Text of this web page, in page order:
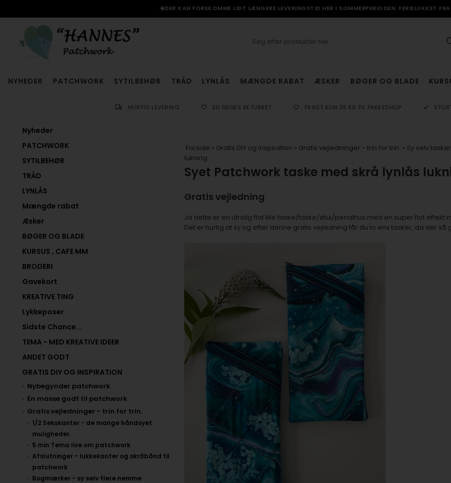
☀️DER KAN FOREKOMME LIDT LÆNGERE LEVERINGSTID HER I SOMMERPERIODEN. FERIELUKKET
NYHEDER PATCHWORK SYTILBEHØR TRÅD LYNLÅS MÆNGDE RABAT ÆSKER BØGER OG BLADE
HURTIG LEVERING 30 DAGES RETURRET FRAGT KUN 39 KR TIL PAKKESHOP
Nyheder
PATCHWORK
SYTILBEHØR
TRÅD
LYNLÅS
Mængde rabat
Æsker
BØGER OG BLADE
KURSUS , CAFE MM
BRODERI
Gavekort
KREATIVE TING
Lykkeposer
Sidste Chance...
TEMA - MED KREATIVE IDEER
ANDET GODT
GRATIS DIY OG INSPIRATION
Nybegynder patchwork
En masse godt til patchwork
Gratis vejledninger - trin for trin.
1/2 Sekskanter - de mange håndsyet
muligheder.
5 min Tema live om patchwork
Afslutninger - lukkekanter og skråbånd til
patchwork
Bogmærker - sy selv flere nemme
Forside » Gratis DIY og Inspiration » Gratis vejledninger - trin for trin. » Sy selv
lukning
Syet Patchwork taske med skrå lynlås
Gratis vejledning
Ja dette er en utrolig flot lille taske/taske/etui/penalhus med en super flot effekt
Det er hurtig at sy og efter denne gratis vejledning får du to ens tasker, da der så